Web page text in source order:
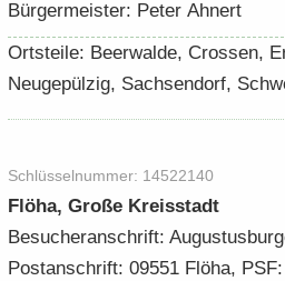
Bür­ger­meis­ter: Peter Ah­nert
Orts­tei­le: Beer­wal­de, Crossen,
Neu­ge­pül­zig, Sach­sen­dorf,
Schlüs­sel­num­mer: 14522140
Flöha, Große Kreis­stadt
Be­su­cher­an­schrift:
Post­an­schrift: 09551 Flöha,